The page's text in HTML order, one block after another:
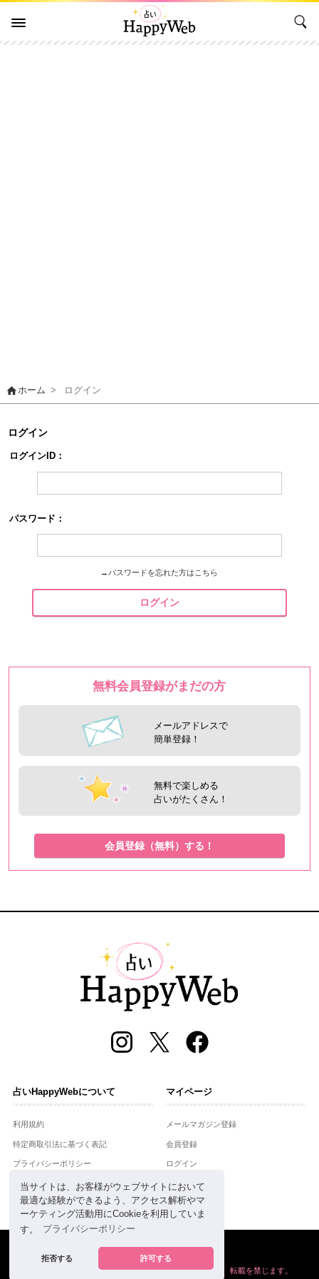
当サイトは、お客様がウェブサイトにおいて
最適な経験ができるよう、アクセス解析やマ
ーケティング活動用にCookieを利用していま
す。
プライバシーポリシー
拒否する 許可する
homeホーム > ログイン
ログイン
ログインID：
パスワード：
→ パスワードを忘れた方はこちら
ログイン
無料会員登録がまだの方
メールアドレスで
簡単登録！
無料で楽しめる
占いがたくさん！
会員登録（無料）する！
占いHappyWebについて
利用規約
特定商取引法に基づく表記
プライバシーポリシー
運営会社
お問合せ
マイページ
メールマガジン登録
会員登録
ログイン
powered by
掲載の情報や画像など、すべてのコンテンツの無断複写、転載を禁じます。